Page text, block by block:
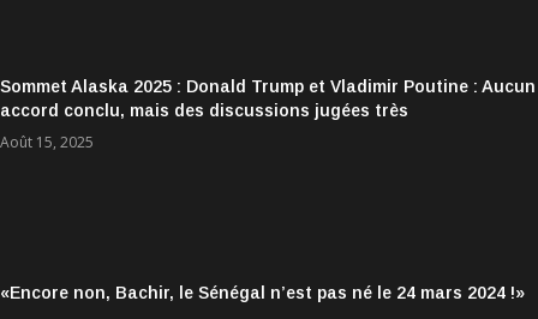
Sommet Alaska 2025 : Donald Trump et Vladimir Poutine : Aucun
accord conclu, mais des discussions jugées très
encourageantes
Août 15, 2025
«Encore non, Bachir, le Sénégal n’est pas né le 24 mars 2024 !»